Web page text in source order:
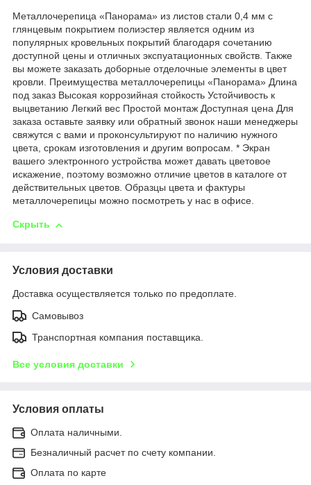
Металлочерепица «Панорама» из листов стали 0,4 мм с
глянцевым покрытием полиэстер является одним из
популярных кровельных покрытий благодаря сочетанию
доступной цены и отличных экспуатационных свойств. Также
вы можете заказать доборные отделочные элементы в цвет
кровли. Преимущества металлочерепицы «Панорама» Длина
под заказ Высокая коррозийная стойкость Устойчивость к
выцветанию Легкий вес Простой монтаж Доступная цена Для
заказа оставьте заявку или обратный звонок наши менеджеры
свяжутся с вами и проконсультируют по наличию нужного
цвета, срокам изготовления и другим вопросам. * Экран
вашего электронного устройства может давать цветовое
искажение, поэтому возможно отличие цветов в каталоге от
действительных цветов. Образцы цвета и фактуры
металлочерепицы можно посмотреть у нас в офисе.
Скрыть
Условия доставки
Доставка осуществляется только по предоплате.
Самовывоз
Транспортная компания поставщика.
Все условия доставки
Условия оплаты
Оплата наличными.
Безналичный расчет по счету компании.
Оплата по карте